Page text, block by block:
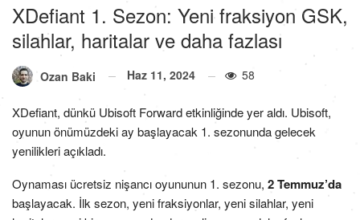
XDefiant 1. Sezon: Yeni fraksiyon GSK,
silahlar, haritalar ve daha fazlası
Ozan Baki Haz 11, 2024 58
XDefiant, dünkü Ubisoft Forward etkinliğinde yer aldı. Ubisoft,
oyunun önümüzdeki ay başlayacak 1. sezonunda gelecek
yenilikleri açıkladı.
Oynaması ücretsiz nişancı oyununun 1. sezonu, 2 Temmuz’da
başlayacak. İlk sezon, yeni fraksiyonlar, yeni silahlar, yeni